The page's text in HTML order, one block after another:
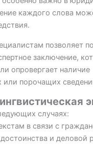
каждого слова
позволяет
заключение,
опровергает наличие
или порочащих
случаях:
в связи с
и деловой